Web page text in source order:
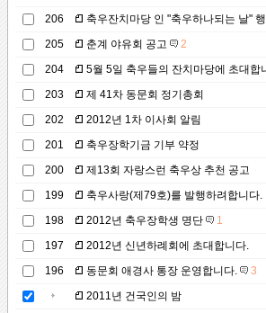
206
축우잔치마당 인 "축우하나되는 날"
205
춘계 야유회 공고
2
204
5월 5일 축우들의 잔치마당에 초대합
203
제 41차 동문회 정기총회
202
2012년 1차 이사회 알림
201
축우장학기금 기부 약정
200
제13회 자랑스런 축우상 추천 공고
199
축우사랑(제79호)를 발행하려합니다.
198
2012년 축우장학생 명단
1
197
2012년 신년하례회에 초대합니다.
196
동문회 애경사 통장 운영합니다.
3
2011년 건국인의 밤